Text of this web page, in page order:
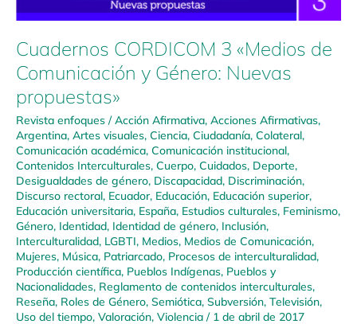
Cuadernos CORDICOM 3 «Medios de
Comunicación y Género: Nuevas
propuestas»
Revista enfoques /Acción Afirmativa, Acciones Afirmativas,
Argentina, Artes visuales, Ciencia, Ciudadanía, Colateral,
Comunicación académica, Comunicación institucional,
Contenidos Interculturales, Cuerpo, Cuidados, Deporte,
Desigualdades de género, Discapacidad, Discriminación,
Discurso rectoral, Ecuador, Educación, Educación superior,
Educación universitaria, España, Estudios culturales, Feminismo,
Género, Identidad, Identidad de género, Inclusión,
Interculturalidad, LGBTI, Medios, Medios de Comunicación,
Mujeres, Música, Patriarcado, Procesos de interculturalidad,
Producción científica, Pueblos Indígenas, Pueblos y
Nacionalidades, Reglamento de contenidos interculturales,
Reseña, Roles de Género, Semiótica, Subversión, Televisión,
Uso del tiempo, Valoración, Violencia / 1 de abril de 2017